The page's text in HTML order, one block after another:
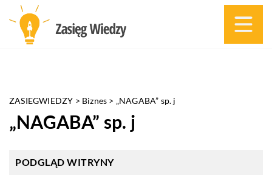
ZASIEGWIEDZY > Biznes > „NAGABA” sp. j
„NAGABA” sp. j
PODGLĄD WITRYNY